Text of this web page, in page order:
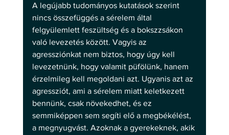
A legújabb tudományos kutatások szerint
nincs összefüggés a sérelem által
felgyülemlett feszültség és a bokszzsákon
való levezetés között. Vagyis az
agressziónkat nem biztos, hogy úgy kell
levezetnünk, hogy valamit püfölünk, hanem
érzelmileg kell megoldani azt. Ugyanis azt az
agressziót, ami a sérelem miatt keletkezett
bennünk, csak növekedhet, és ez
semmiképpen sem segíti elő a megbékélést,
a megnyugvást. Azoknak a gyerekeknek, akik